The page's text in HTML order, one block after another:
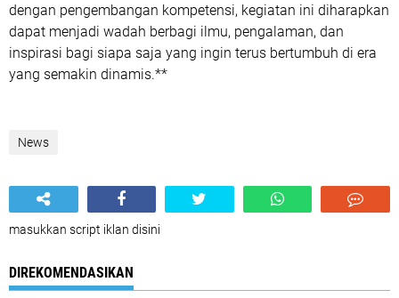
dengan pengembangan kompetensi, kegiatan ini diharapkan
dapat menjadi wadah berbagi ilmu, pengalaman, dan
inspirasi bagi siapa saja yang ingin terus bertumbuh di era
yang semakin dinamis.**
News
masukkan script iklan disini
DIREKOMENDASIKAN